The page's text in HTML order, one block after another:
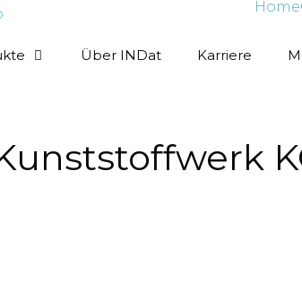
Home
Über INDat Karriere